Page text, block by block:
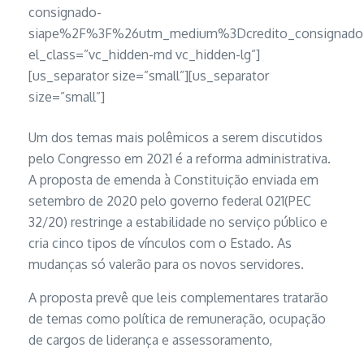
consignado-
el_class=”vc_hidden-md vc_hidden-lg”]
[us_separator size=”small”][us_separator
size=”small”]
Um dos temas mais polêmicos a serem discutidos
pelo Congresso em 2021 é a reforma administrativa.
A proposta de emenda à Constituição enviada em
setembro de 2020 pelo governo federal 021(PEC
32/20) restringe a estabilidade no serviço público e
cria cinco tipos de vínculos com o Estado. As
mudanças só valerão para os novos servidores.
A proposta prevê que leis complementares tratarão
de temas como política de remuneração, ocupação
de cargos de liderança e assessoramento,